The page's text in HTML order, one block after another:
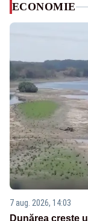
ECONOMIE
7 aug. 2026, 14:03
Dunărea crește